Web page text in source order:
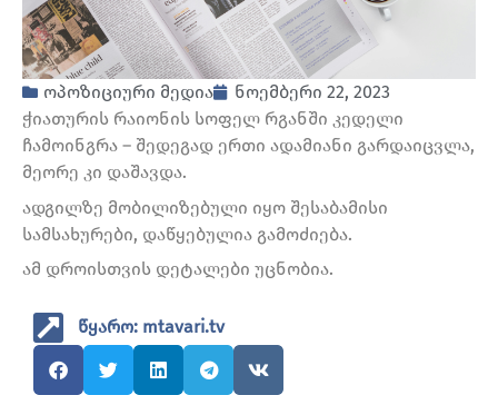
ოპოზიციური მედია
ნოემბერი 22, 2023
ჭიათურის რაიონის სოფელ რგანში კედელი
ჩამოინგრა – შედეგად ერთი ადამიანი გარდაიცვლა,
მეორე კი დაშავდა.
ადგილზე მობილიზებული იყო შესაბამისი
სამსახურები, დაწყებულია გამოძიება.
ამ დროისთვის დეტალები უცნობია.
წყარო: mtavari.tv